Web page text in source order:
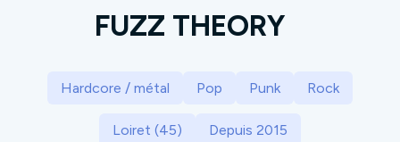
FUZZ THEORY
Hardcore / métal Pop Punk Rock
Loiret (45) Depuis 2015